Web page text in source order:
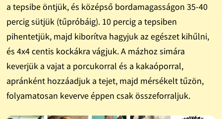
a tepsibe öntjük, és középső bordamagasságon 35-40
percig sütjük (tűpróbáig). 10 percig a tepsiben
pihentetjük, majd kiborítva hagyjuk az egészet kihűlni,
és 4x4 centis kockákra vágjuk. A mázhoz simára
keverjük a vajat a porcukorral és a kakaóporral,
apránként hozzáadjuk a tejet, majd mérsékelt tűzön,
folyamatosan keverve éppen csak összeforraljuk.